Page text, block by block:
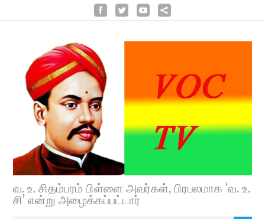
வ. உ. சிதம்பரம் பிள்ளை அவர்கள், பிரபலமாக ‘வ. உ.
சி’ என்று அழைக்கப்பட்டார்